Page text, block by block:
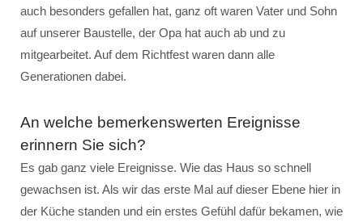
auch besonders gefallen hat, ganz oft waren Vater und Sohn
auf unserer Baustelle, der Opa hat auch ab und zu
mitgearbeitet. Auf dem Richtfest waren dann alle
Generationen dabei.
An welche bemerkenswerten Ereignisse
erinnern Sie sich?
Es gab ganz viele Ereignisse. Wie das Haus so schnell
gewachsen ist. Als wir das erste Mal auf dieser Ebene hier in
der Küche standen und ein erstes Gefühl dafür bekamen, wie